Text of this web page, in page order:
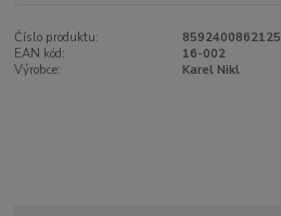
Číslo produktu:
8592400862125
EAN kód:
16-002
Výrobce:
Karel Nikl